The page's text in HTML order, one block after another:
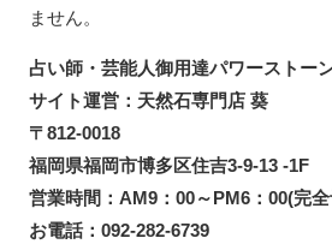
ません。
占い師・芸能人御用達パワーストー
サイト運営：天然石専門店 葵
〒812-0018
福岡県福岡市博多区住吉3-9-13 -1F
営業時間：AM9：00～PM6：00(完
お電話：092-282-6739